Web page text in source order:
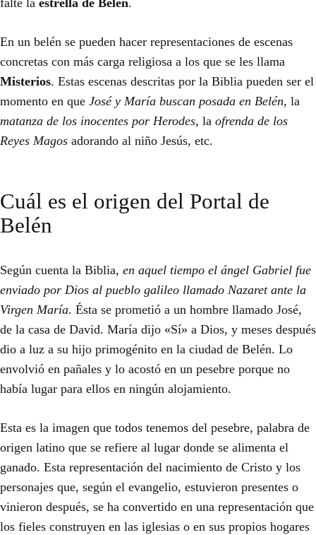
falte la estrella de Belén.
En un belén se pueden hacer representaciones de escenas
concretas con más carga religiosa a los que se les llama
Misterios. Estas escenas descritas por la Biblia pueden ser el
momento en que José y María buscan posada en Belén, la
matanza de los inocentes por Herodes, la ofrenda de los
Reyes Magos adorando al niño Jesús, etc.
Cuál es el origen del Portal de
Belén
Según cuenta la Biblia, en aquel tiempo el ángel Gabriel fue
enviado por Dios al pueblo galileo llamado Nazaret ante la
Virgen María. Ésta se prometió a un hombre llamado José,
de la casa de David. María dijo «Sí» a Dios, y meses después
dio a luz a su hijo primogénito en la ciudad de Belén. Lo
envolvió en pañales y lo acostó en un pesebre porque no
había lugar para ellos en ningún alojamiento.
Esta es la imagen que todos tenemos del pesebre, palabra de
origen latino que se refiere al lugar donde se alimenta el
ganado. Esta representación del nacimiento de Cristo y los
personajes que, según el evangelio, estuvieron presentes o
vinieron después, se ha convertido en una representación que
los fieles construyen en las iglesias o en sus propios hogares